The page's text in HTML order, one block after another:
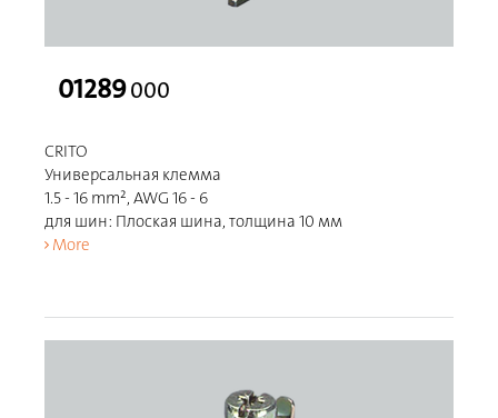
01289000
CRITO
Универсальная клемма
1.5 - 16 mm², AWG 16 - 6
для шин: Плоская шина, толщина 10 мм
More